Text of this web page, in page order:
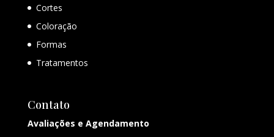
Cortes
Coloração
Formas
Tratamentos
Contato
Avaliações e Agendamento